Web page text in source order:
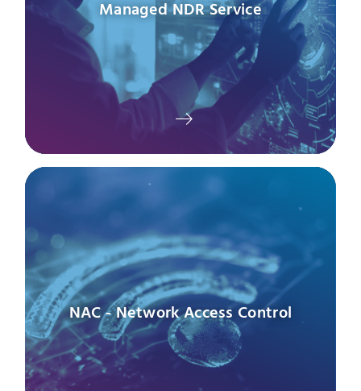
Managed NDR Service
NAC - Network Access Control